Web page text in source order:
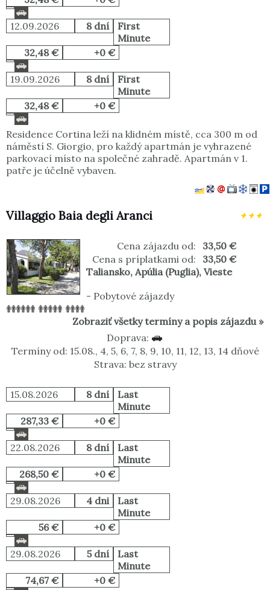
12.09.2026 8 dní
First
Minute
32,48 €
+0 €
19.09.2026 8 dní
First
Minute
32,48 €
+0 €
Residence Cortina leží na klidném místě, cca 300 m od
náměstí S. Giorgio, pro každý apartmán je vyhrazené
parkovací místo na společné zahradě. Apartmán v 1.
patře je účelně vybaven.
Villaggio Baia degli Aranci
Cena zájazdu od:
33,50 €
Cena s príplatkami od:
33,50 €
Taliansko, Apúlia (Puglia), Vieste
- Pobytové zájazdy
Zobraziť všetky termíny a popis zájazdu »
Doprava:
Termíny od: 15.08., 4, 5, 6, 7, 8, 9, 10, 11, 12, 13, 14 dňové
Strava: bez stravy
15.08.2026 8 dní
Last
Minute
287,33 €
+0 €
22.08.2026 8 dní
Last
Minute
268,50 €
+0 €
29.08.2026 4 dni
Last
Minute
56 €
+0 €
29.08.2026 5 dní
Last
Minute
74,67 €
+0 €